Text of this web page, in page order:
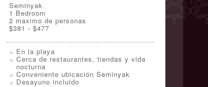
Seminyak
1 Bedroom
2 maximo de personas
$381 - $477
En la playa
Cerca de restaurantes, tiendas y vida
nocturna
Conveniente ubicación Seminyak
Desayuno incluido